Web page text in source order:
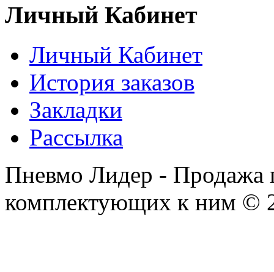
Личный Кабинет
Личный Кабинет
История заказов
Закладки
Рассылка
Пневмо Лидер - Продажа
комплектующих к ним ©